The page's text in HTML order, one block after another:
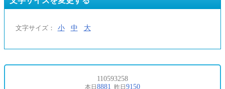
文字サイズ： 小 中 大